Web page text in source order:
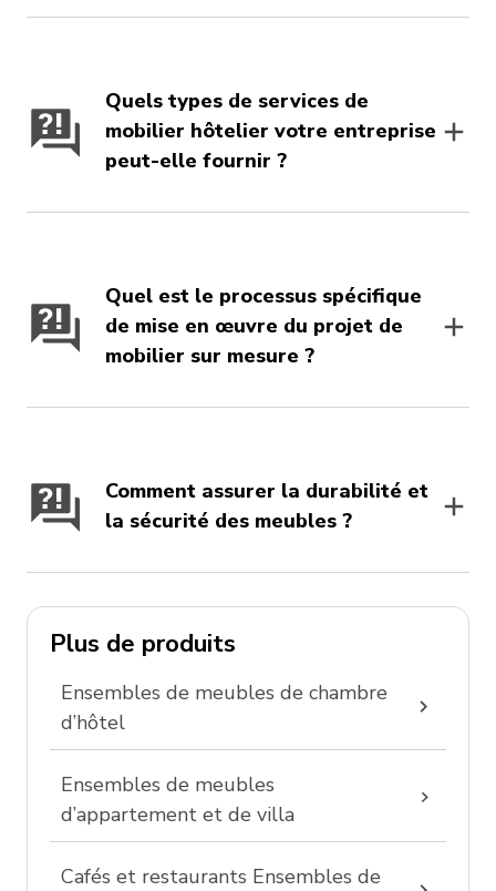
Quels types de services de
mobilier hôtelier votre entreprise
peut-elle fournir ?
Quel est le processus spécifique
de mise en œuvre du projet de
mobilier sur mesure ?
Comment assurer la durabilité et
la sécurité des meubles ?
Plus de produits
Ensembles de meubles de chambre
d’hôtel
Ensembles de meubles
d’appartement et de villa
Cafés et restaurants Ensembles de